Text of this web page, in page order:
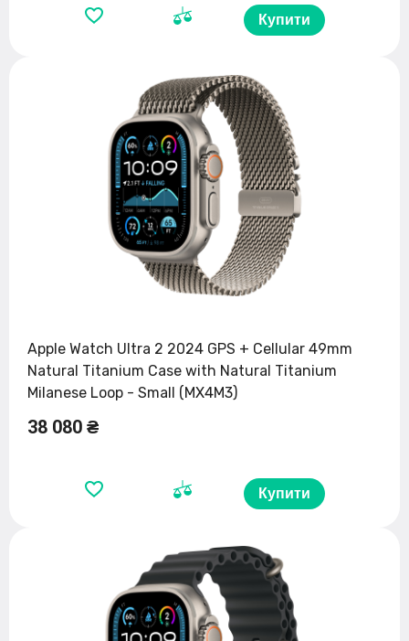
Купити
Apple Watch Ultra 2 2024 GPS + Cellular 49mm
Natural Titanium Case with Natural Titanium
Milanese Loop - Small (MX4M3)
38 080 ₴
Купити